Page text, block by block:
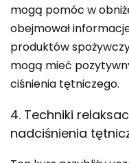
mogą pomóc w
obejmował
produktów
mogą mieć
ciśnienia tętniczego.
4. Techniki
nadciśnienia